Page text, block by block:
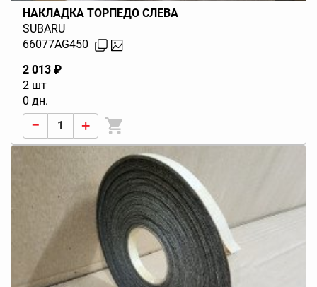
НАКЛАДКА ТОРПЕДО СЛЕВА
SUBARU
66077AG450
2 013 ₽
2 шт
0 дн.
− +